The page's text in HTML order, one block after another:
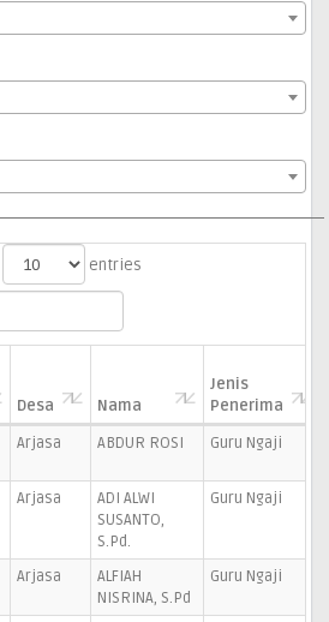
entries
Desa Nama
Jenis
Penerima
Arjasa ABDUR ROSI Guru Ngaji
Arjasa
ADI ALWI
SUSANTO,
S.Pd.
Guru Ngaji
Arjasa
ALFIAH
NISRINA, S.Pd
Guru Ngaji